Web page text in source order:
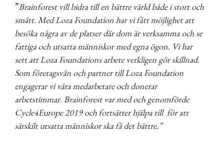
”Brainforest vill bidra till en bättre värld både i stort och
smått. Med Loza Foundation har vi fått möjlighet att
besöka några av de platser där dom är verksamma och se
fattiga och utsatta människor med egna ögon. Vi har
sett att Loza Foundations arbete verkligen gör skillnad.
Som företagsvän och partner till Loza Foundation
engagerar vi våra medarbetare och donerar
arbetstimmar. Brainforest var med och genomförde
Cycle4Europe 2019 och fortsätter hjälpa till för att
särskilt utsatta människor ska få det bättre.”